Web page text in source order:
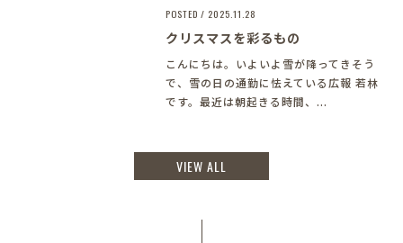
POSTED / 2025.11.28
クリスマスを彩るもの
こんにちは。いよいよ雪が降ってきそう
で、雪の日の通勤に怯えている広報 若林
です。最近は朝起きる時間、...
VIEW ALL